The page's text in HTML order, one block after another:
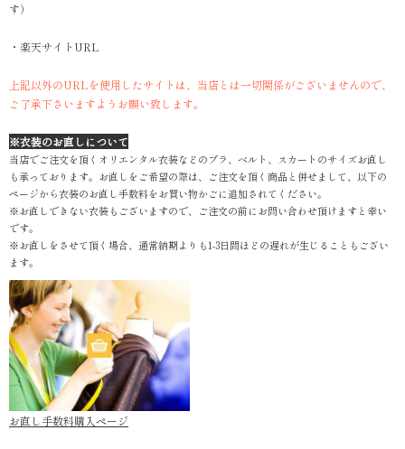
す）
・楽天サイトURL
上記以外のURLを使用したサイトは、当店とは一切関係がございませんので、
ご了承下さいますようお願い致します。
※衣装のお直しについて
当店でご注文を頂くオリエンタル衣装などのブラ、ベルト、スカートのサイズお直し
も承っております。お直しをご希望の際は、ご注文を頂く商品と併せまして、以下の
ページから衣装のお直し手数料をお買い物かごに追加されてください。
※お直しできない衣装もございますので、ご注文の前にお問い合わせ頂けますと幸い
です。
※お直しをさせて頂く場合、通常納期よりも1-3日間ほどの遅れが生じることもござい
ます。
お直し手数料購入ページ